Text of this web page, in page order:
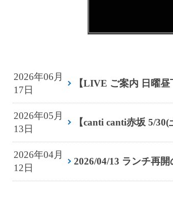
2026年06月
17日
【LIVE ご案内 日曜昼
2026年05月
13日
【canti canti赤坂 5/
2026年04月
12日
2026/04/13 ランチ再